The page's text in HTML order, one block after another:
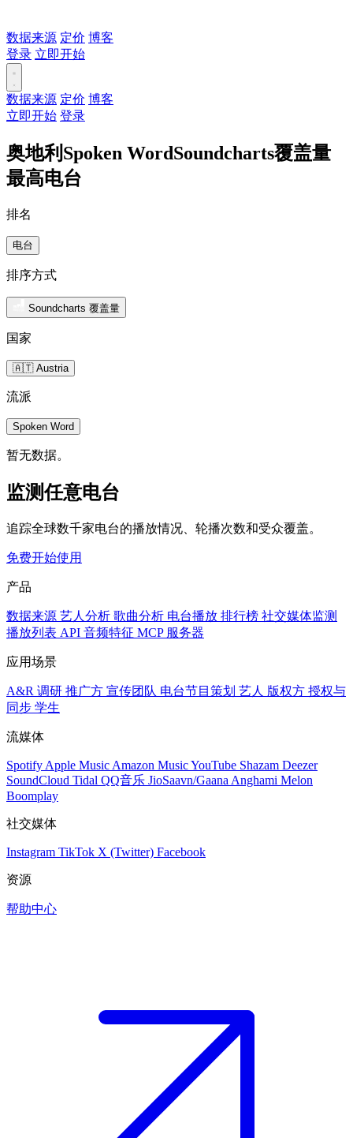
数据来源 定价 博客
登录 立即开始
数据来源 定价 博客
立即开始 登录
奥地利Spoken WordSoundcharts覆盖量
最高电台
排名
电台
排序方式
Soundcharts 覆盖量
国家
🇦🇹 Austria
流派
Spoken Word
暂无数据。
监测任意电台
追踪全球数千家电台的播放情况、轮播次数和受众覆盖。
免费开始使用
产品
数据来源 艺人分析 歌曲分析 电台播放 排行榜 社交媒体监测
播放列表 API 音频特征 MCP 服务器
应用场景
A&R 调研 推广方 宣传团队 电台节目策划 艺人 版权方 授权与
同步 学生
流媒体
Spotify Apple Music Amazon MusicYouTube Shazam Deezer
SoundCloud Tidal QQ音乐 JioSaavn/Gaana Anghami Melon
Boomplay
社交媒体
Instagram TikTok X (Twitter) Facebook
资源
帮助中心